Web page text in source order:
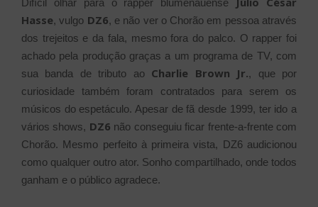
Difícil olhar para o rapper blumenauense
Hasse, vulgo DZ6, e não ver o Chorão em pessoa através
dos trejeitos e da fala, mesmo fora do palco. O rapper foi
achado pela produção graças a um programa de TV, com
sua banda de tributo ao Charlie Brown Jr., que por
curiosidade também foram contratados para serem os
músicos do espetáculo. Apesar de fã desde 1999, ter ido a
vários shows, DZ6 não conseguiu ficar frente-a-frente com
Chorão. Mesmo perfeito à primeira vista, DZ6 audicionou
como qualquer outro ator. Sonho compartilhado, onde todos
ganham e o público agradece.